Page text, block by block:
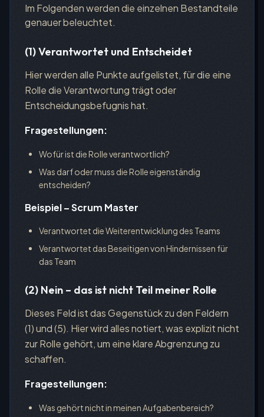
Im Folgenden werden die einzelnen Bestandteile
genauer beleuchtet.
(1) Verantwortet und Entscheidet
Hier werden alle Punkte aufgelistet, für die eine
Rolle die Verantwortung trägt oder
Entscheidungsbefugnis hat.
Fragestellungen:
Wofür ist die Rolle verantwortlich?
Was darf oder muss die Rolle eigenständig
entscheiden?
Beispiel – Scrum Master
Verantwortet die Weiterentwicklung des Teams
Verantwortet das Beseitigen von Hindernissen für
das Team
(2) Nein – das ist nicht Teil meiner Rolle
Dieses Feld ist das Gegenstück zu den Feldern
(1) und (5). Hier wird alles notiert, was explizit nicht
zur Rolle gehört, um eine klare Abgrenzung zu
schaffen.
Fragestellungen:
Was gehört nicht in meinen Aufgabenbereich?